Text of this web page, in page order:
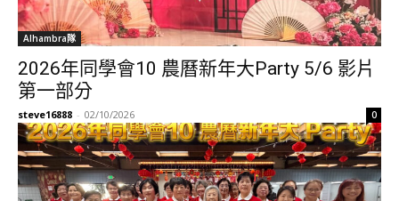
Alhambra隊
2026年同學會10 農曆新年大Party 5/6 影片
第一部分
steve16888 - 02/10/2026 0